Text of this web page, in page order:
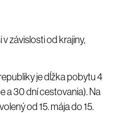
závislosti od krajiny,
je dĺžka pobytu 4
a 30 dní cestovania). Na
od 15. mája do 15.